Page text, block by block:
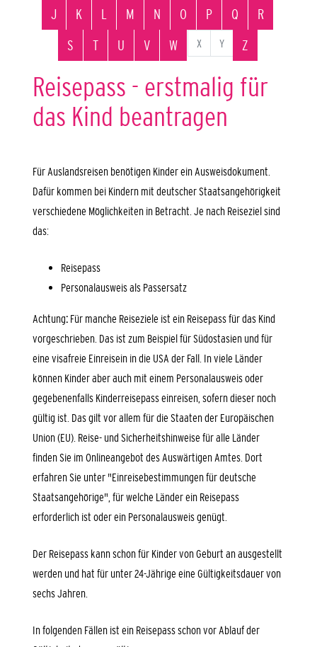
J
K L M N O P Q
R
S
T U V W X Y Z
Reisepass - erstmalig für
das Kind beantragen
Für Auslandsreisen benötigen Kinder ein Ausweisdokument.
Dafür kommen bei Kindern mit deutscher Staatsangehörigkeit
verschiedene Möglichkeiten in Betracht. Je nach Reiseziel sind
das:
Reisepass
Personalausweis als Passersatz
Achtung: Für manche Reiseziele ist ein Reisepass für das Kind
vorgeschrieben. Das ist zum Beispiel für Südostasien und für
eine visafreie Einreisein in die USA der Fall. In viele Länder
können Kinder aber auch mit einem Personalausweis oder
gegebenenfalls Kinderreisepass einreisen, sofern dieser noch
gültig ist . Das gilt vor allem für die Staaten der Europäischen
Union (EU). Reise- und Sicherheitshinweise für alle Länder
finden Sie im Onlineangebot des Auswärtigen Amtes. Dort
erfahren Sie unter "Einreisebestimmungen für deutsche
Staatsangehörige", für welche Länder ein Reisepass
erforderlich ist oder ein Personalausweis genügt.
Der Reisepass kann schon für Kinder von Geburt an ausgestellt
werden und hat für unter 24-Jährige eine Gültigkeitsdauer von
sechs Jahren.
In folgenden Fällen ist ein Reisepass schon vor Ablauf der